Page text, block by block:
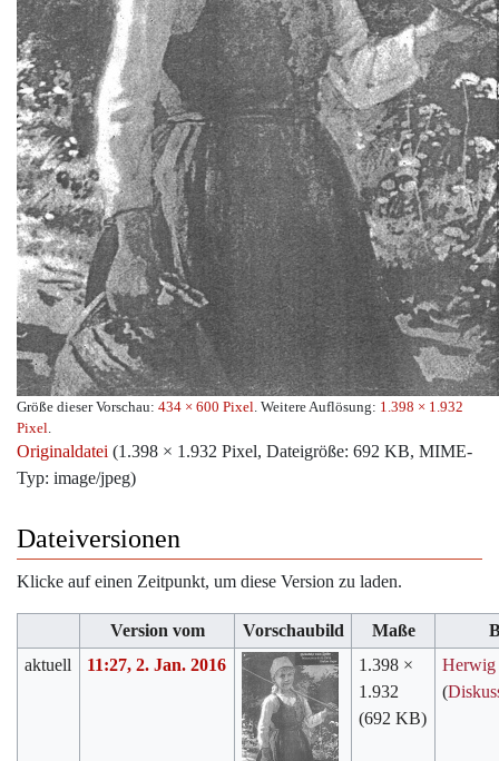
Größe dieser Vorschau: 434 × 600 Pixel. Weitere Auflösung: 1.398 × 1.932
Pixel.
Originaldatei (1.398 × 1.932 Pixel, Dateigröße: 692 KB, MIME-
Typ: image/jpeg)
Dateiversionen
Klicke auf einen Zeitpunkt, um diese Version zu laden.
Version vom Vorschaubild Maße
aktuell
11:27, 2. Jan. 2016
1.398 ×
1.932
(692 KB)
Herwig
(